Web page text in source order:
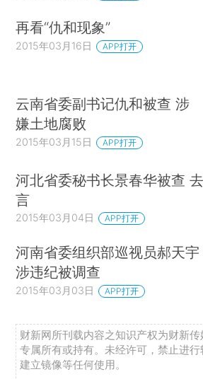
再看“仇和现象”
2015年03月16日 APP打开
云南省委副书记仇和被查 涉
嫌土地腐败
2015年03月15日 APP打开
河北省委秘书长景春华被查
言
2015年03月04日 APP打开
河南省委组织部巡视员郝天宇
涉违纪被调查
2015年03月03日 APP打开
财新网所刊载内容之知识产权为财新
专属所有或持有。未经许可，禁止进
建立镜像等任何使用。